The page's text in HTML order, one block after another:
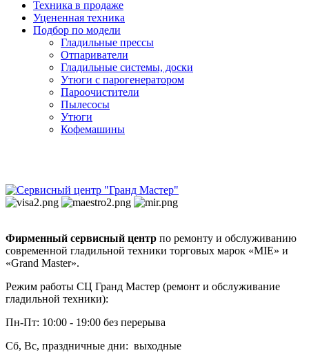
Техника в продаже
Уцененная техника
Подбор по модели
Гладильные прессы
Отпариватели
Гладильные системы, доски
Утюги с парогенератором
Пароочистители
Пылесосы
Утюги
Кофемашины
Фирменный сервисный центр по ремонту и обслуживанию
современной гладильной техники торговых марок «MIE» и
«Grand Master».
Режим работы СЦ Гранд Мастер (ремонт и обслуживание
гладильной техники):
Пн-Пт: 10:00 - 19:00 без перерыва
Сб, Вс, праздничные дни: выходные